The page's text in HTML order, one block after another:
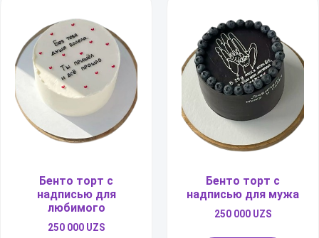
Бенто торт с
надписью для
любимого
250 000 UZS
Бенто торт с
надписью для мужа
250 000 UZS